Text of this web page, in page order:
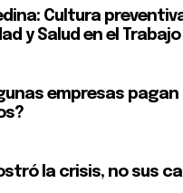
Cultura
y Salud en el Trabajo
empresas
la crisis, no sus